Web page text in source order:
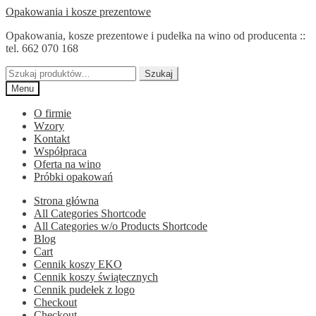
Przejdź
nawigacji
Przejdź
treści
Opakowania i kosze prezentowe
Opakowania, kosze prezentowe i pudełka na wino od producenta ::
tel. 662 070 168
Szukaj:
Szukaj
Menu
O firmie
Wzory
Kontakt
Współpraca
Oferta na wino
Próbki opakowań
Strona główna
All Categories Shortcode
All Categories w/o Products Shortcode
Blog
Cart
Cennik koszy EKO
Cennik koszy świątecznych
Cennik pudełek z logo
Checkout